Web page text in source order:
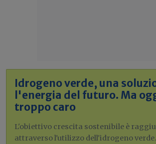
Idrogeno verde, una
l'energia del futuro. Ma
troppo caro
L'obiettivo crescita sostenibile è
attraverso l'utilizzo dell'idrogeno